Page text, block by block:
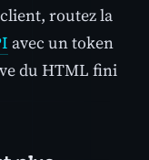
routez la
avec un token
du HTML fini